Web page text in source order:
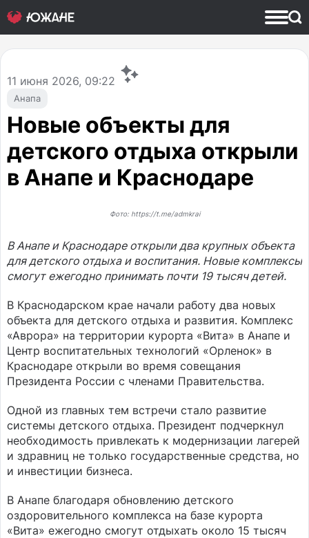
Анапа
11 июня 2026, 09:22
Новые объекты для
детского отдыха открыли
в Анапе и Краснодаре
Фото: https://t.me/admkrai
В Анапе и Краснодаре открыли два крупных объекта
для детского отдыха и воспитания. Новые комплексы
смогут ежегодно принимать почти 19 тысяч детей.
В Краснодарском крае начали работу два новых
объекта для детского отдыха и развития. Комплекс
«Аврора» на территории курорта «Вита» в Анапе и
Центр воспитательных технологий «Орленок» в
Краснодаре открыли во время совещания
Президента России с членами Правительства.
Одной из главных тем встречи стало развитие
системы детского отдыха. Президент подчеркнул
необходимость привлекать к модернизации лагерей
и здравниц не только государственные средства, но
и инвестиции бизнеса.
В Анапе благодаря обновлению детского
оздоровительного комплекса на базе курорта
«Вита» ежегодно смогут отдыхать около 15 тысяч